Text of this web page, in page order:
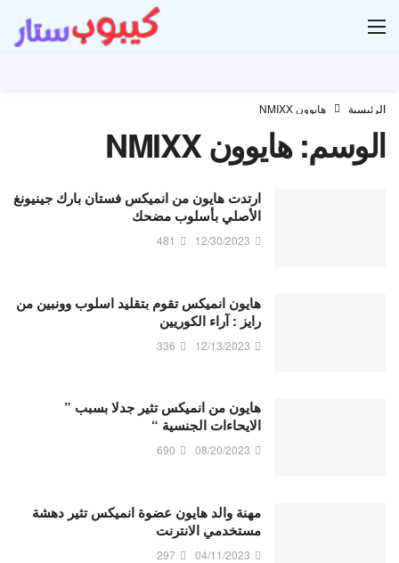
الرئيسية هايوون NMIXX
الوسم:هايوون NMIXX
ارتدت هايون من انميكس فستان بارك جينيونغ
الأصلي بأسلوب مضحك
12/30/2023
481
هايون انميكس تقوم بتقليد اسلوب وونبين من
رايز : آراء الكوريين
12/13/2023
336
هايون من انميكس تثير جدلا بسبب ”
الايحاءات الجنسية “
08/20/2023
690
مهنة والد هايون عضوة انميكس تثير دهشة
مستخدمي الانترنت
04/11/2023
297